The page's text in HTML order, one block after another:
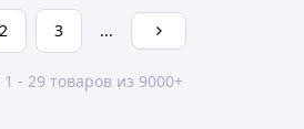
2 3 ...
- 29 товаров из 9000+